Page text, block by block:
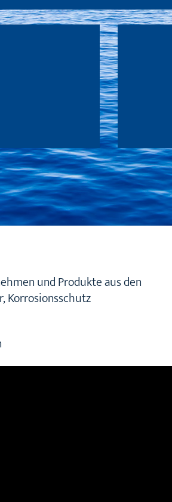
und Produkte aus den
Korrosionsschutz